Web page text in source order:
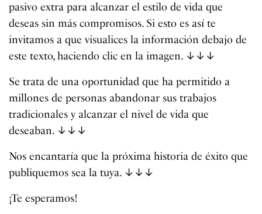
pasivo extra para alcanzar el estilo de vida que
deseas sin más compromisos. Si esto es así te
invitamos a que visualices la información debajo de
este texto, haciendo clic en la imagen. ↓↓↓
Se trata de una oportunidad que ha permitido a
millones de personas abandonar sus trabajos
tradicionales y alcanzar el nivel de vida que
deseaban. ↓↓↓
Nos encantaría que la próxima historia de éxito que
publiquemos sea la tuya. ↓↓↓
¡Te esperamos!